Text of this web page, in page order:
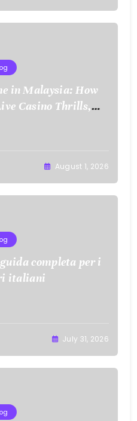
in Malaysia: How
Casino Thrills,
August 1, 2026
completa per i
italiani
July 31, 2026